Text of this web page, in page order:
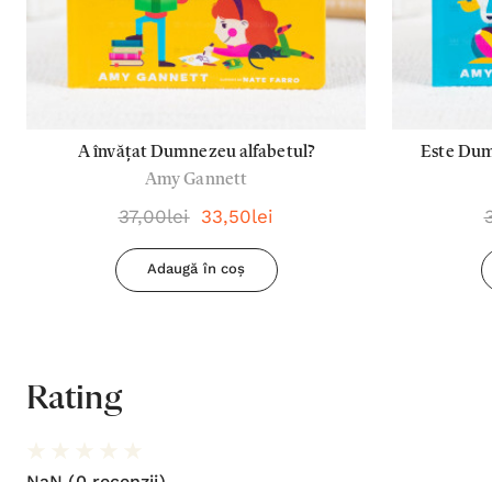
A învățat Dumnezeu alfabetul?
Amy Gannett
37,00lei 33,50lei
Adaugă în coș
Este
Rating